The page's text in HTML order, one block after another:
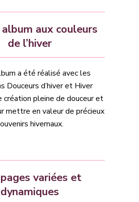
aux couleurs
de l’hiver
a été réalisé avec les
Douceurs d’hiver et Hiver
création pleine de douceur et
mettre en valeur de précieux
hivernaux.
variées et
dynamiques